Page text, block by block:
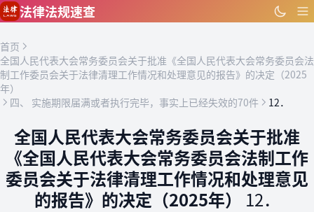
跳到主要内容
法律法规速查
首页
全国人民代表大会常务委员会关于批准《全国人民代表大会常务委员会法
制工作委员会关于法律清理工作情况和处理意见的报告》的决定（2025
年）
四、 实施期限届满或者执行完毕，事实上已经失效的70件
12．
全国人民代表大会常务委员会关于批准
《全国人民代表大会常务委员会法制工作
委员会关于法律清理工作情况和处理意见
的报告》的决定（2025年） 12．